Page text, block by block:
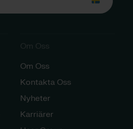
Om Oss
Om Oss
Kontakta Oss
Nyheter
Karriärer​